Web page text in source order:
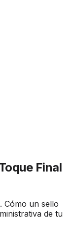
Final
Cómo un sello
de tu